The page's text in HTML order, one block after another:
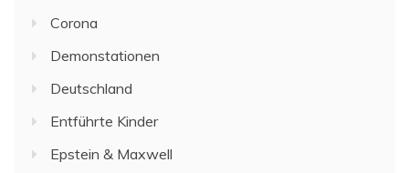
Corona
Demonstationen
Deutschland
Entführte Kinder
Epstein & Maxwell